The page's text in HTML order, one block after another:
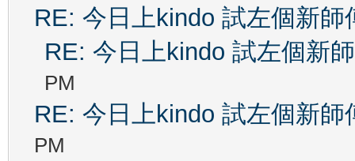
RE: 今日上kindo 試左個新師
RE: 今日上kindo 試左個新
PM
RE: 今日上kindo 試左個新師
PM